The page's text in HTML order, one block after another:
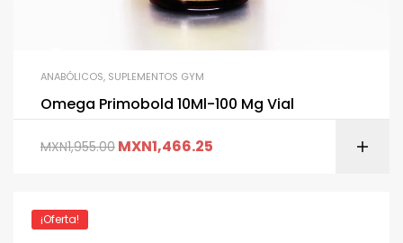
ANABÓLICOS, SUPLEMENTOS GYM
Omega Primobold 10Ml-100 Mg Vial
MXN1,955.00 MXN1,466.25
¡Oferta!